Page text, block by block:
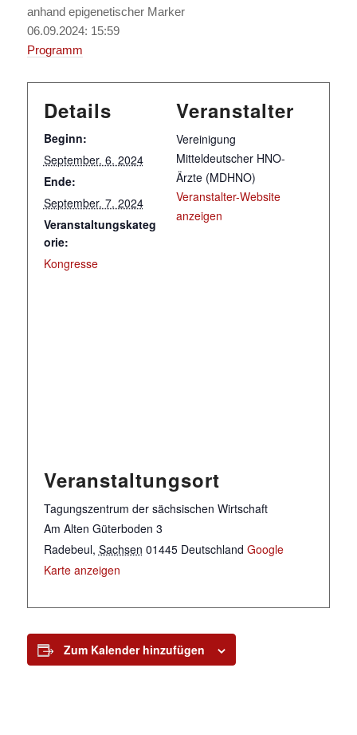
anhand epigenetischer Marker
06.09.2024: 15:59
Programm
Details
Beginn:
September. 6. 2024
Ende:
September. 7. 2024
Veranstaltungskateg
orie:
Kongresse
Veranstalter
Vereinigung
Mitteldeutscher HNO-
Ärzte (MDHNO)
Veranstalter-Website
anzeigen
Veranstaltungsort
Tagungszentrum der sächsischen Wirtschaft
Am Alten Güterboden 3
Radebeul, Sachsen 01445 Deutschland Google
Karte anzeigen
Zum Kalender hinzufügen